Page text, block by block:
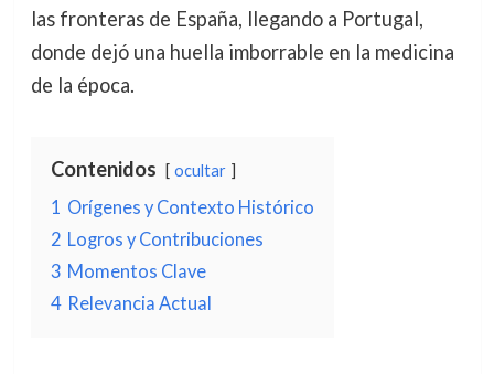
las fronteras de España, llegando a Portugal,
donde dejó una huella imborrable en la medicina
de la época.
Contenidos ocultar
1 Orígenes y Contexto Histórico
2 Logros y Contribuciones
3 Momentos Clave
4 Relevancia Actual